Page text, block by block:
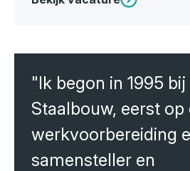
"Ik begon in 1995
Staalbouw, eerst op
werkvoorbereiding
samensteller en